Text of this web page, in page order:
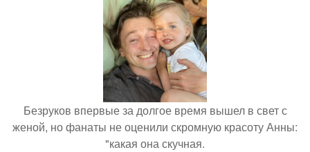
Безруков впервые за долгое время вышел в свет с
женой, но фанаты не оценили скромную красоту Анны:
"какая она скучная.